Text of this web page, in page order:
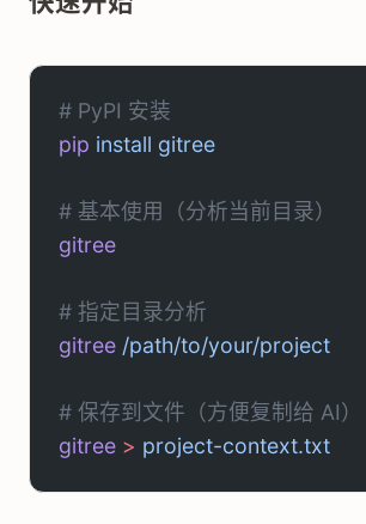
# PyPI 安装
pip install gitree
# 基本使用（分析当前目录）
gitree
# 指定目录分析
gitree /path/to/your/project
# 保存到文件（方便复制给 AI）
gitree > project-context.txt